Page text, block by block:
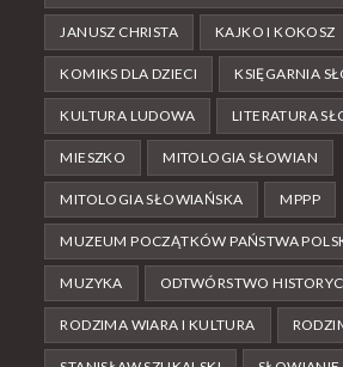
JANUSZ CHRISTA KAJKO I KOKOSZ
KOMIKS DLA DZIECI KSIĘGARNIA
KULTURA LUDOWA LITERATURA
MIESZKO MITOLOGIA SŁOWIAN
MITOLOGIA SŁOWIAŃSKA MPPP
MUZEUM POCZĄTKÓW PAŃSTWA
MUZYKA ODTWÓRSTWO
RODZIMA WIARA I KULTURA